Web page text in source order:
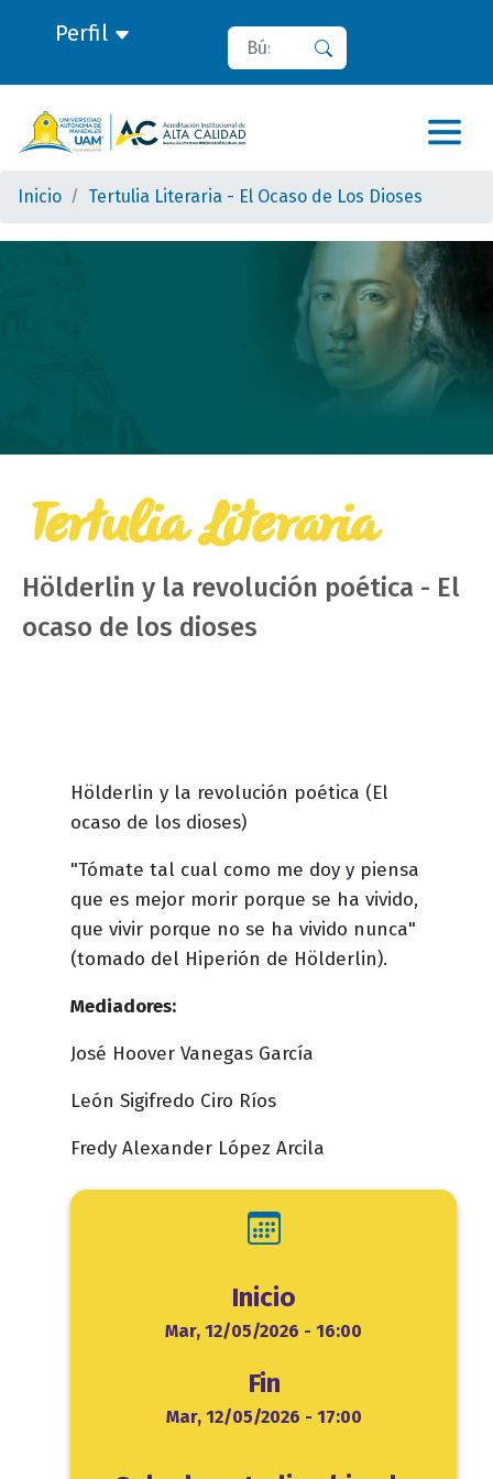
Perfil Buscar
Inicio Tertulia Literaria - El Ocaso de Los Dioses
TertuliaLiteraria
Hölderlin y la revolución poética - El
ocaso de los dioses
Descripción
evento
Hölderlin y la revolución poética (El
ocaso de los dioses)
"Tómate tal cual como me doy y piensa
que es mejor morir porque se ha vivido,
que vivir porque no se ha vivido nunca"
(tomado del Hiperión de Hölderlin).
Mediadores:
José Hoover Vanegas García
León Sigifredo Ciro Ríos
Fredy Alexander López Arcila
Inicio
Mar, 12/05/2026 - 16:00
Fin
Mar, 12/05/2026 - 17:00